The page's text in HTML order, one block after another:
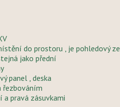
do prostoru , je pohledový ze
jako přední
panel , deska
řezbováním
a pravá zásuvkami